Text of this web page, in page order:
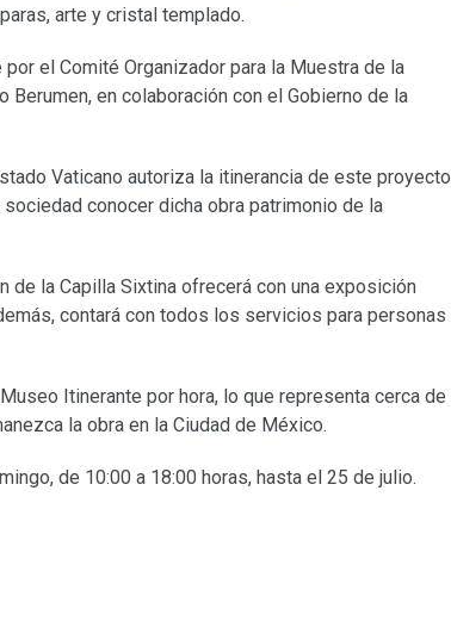
arte y cristal templado.
el Comité Organizador para la Muestra de la
en colaboración con el Gobierno de la
Vaticano autoriza la itinerancia de este proyecto
conocer dicha obra patrimonio de la
de la Capilla Sixtina ofrecerá con una exposición
contará con todos los servicios para personas
Itinerante por hora, lo que representa cerca de
la obra en la Ciudad de México.
de 10:00 a 18:00 horas, hasta el 25 de julio.